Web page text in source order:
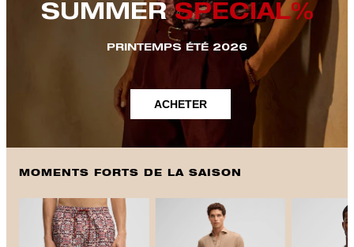
SUMMERSPECIAL%
PRINTEMPS ÉTÉ 2026
ACHETER
MOMENTS FORTS DE LA SAISON